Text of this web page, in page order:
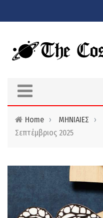
Home › ΜΗΝΙΑΙΕΣ ›
Σεπτέμβριος 2025